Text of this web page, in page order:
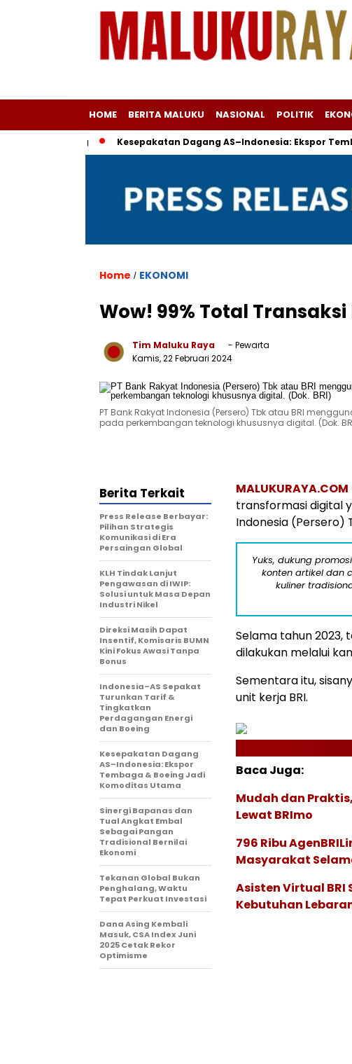
HOME BERITA MALUKU NASIONAL POLITIK
Kesepakatan Dagang AS–Indonesia: Ekspor Tembaga
Home / EKONOMI
Wow! 99% Total
Tim Maluku Raya
- Pewarta
Kamis, 22 Februari 2024
PT Bank Rakyat Indonesia (Persero) Tbk atau BRI
pada perkembangan teknologi khususnya digital. (Dok.
MALUKURAYA.COM
transformasi digital
Indonesia (Persero)
Yuks, dukung
konten artikel dan
kuliner
Selama tahun 2023,
dilakukan melalui
Sementara itu,
unit kerja BRI.
Baca Juga:
Mudah dan
Lewat BRImo
796 Ribu
Masyarakat
Asisten Virtual BRI
Kebutuhan
Berita Terkait
Press Release Berbayar:
Pilihan Strategis
Komunikasi di Era
Persaingan Global
KLH Tindak Lanjut
Pengawasan di IWIP:
Solusi untuk Masa Depan
Industri Nikel
Direksi Masih Dapat
Insentif, Komisaris BUMN
Kini Fokus Awasi Tanpa
Bonus
Indonesia–AS Sepakat
Turunkan Tarif &
Tingkatkan
Perdagangan Energi
dan Boeing
Kesepakatan Dagang
AS–Indonesia: Ekspor
Tembaga & Boeing Jadi
Komoditas Utama
Sinergi Bapanas dan
Tual Angkat Embal
Sebagai Pangan
Tradisional Bernilai
Ekonomi
Tekanan Global Bukan
Penghalang, Waktu
Tepat Perkuat Investasi
Dana Asing Kembali
Masuk, CSA Index Juni
2025 Cetak Rekor
Optimisme